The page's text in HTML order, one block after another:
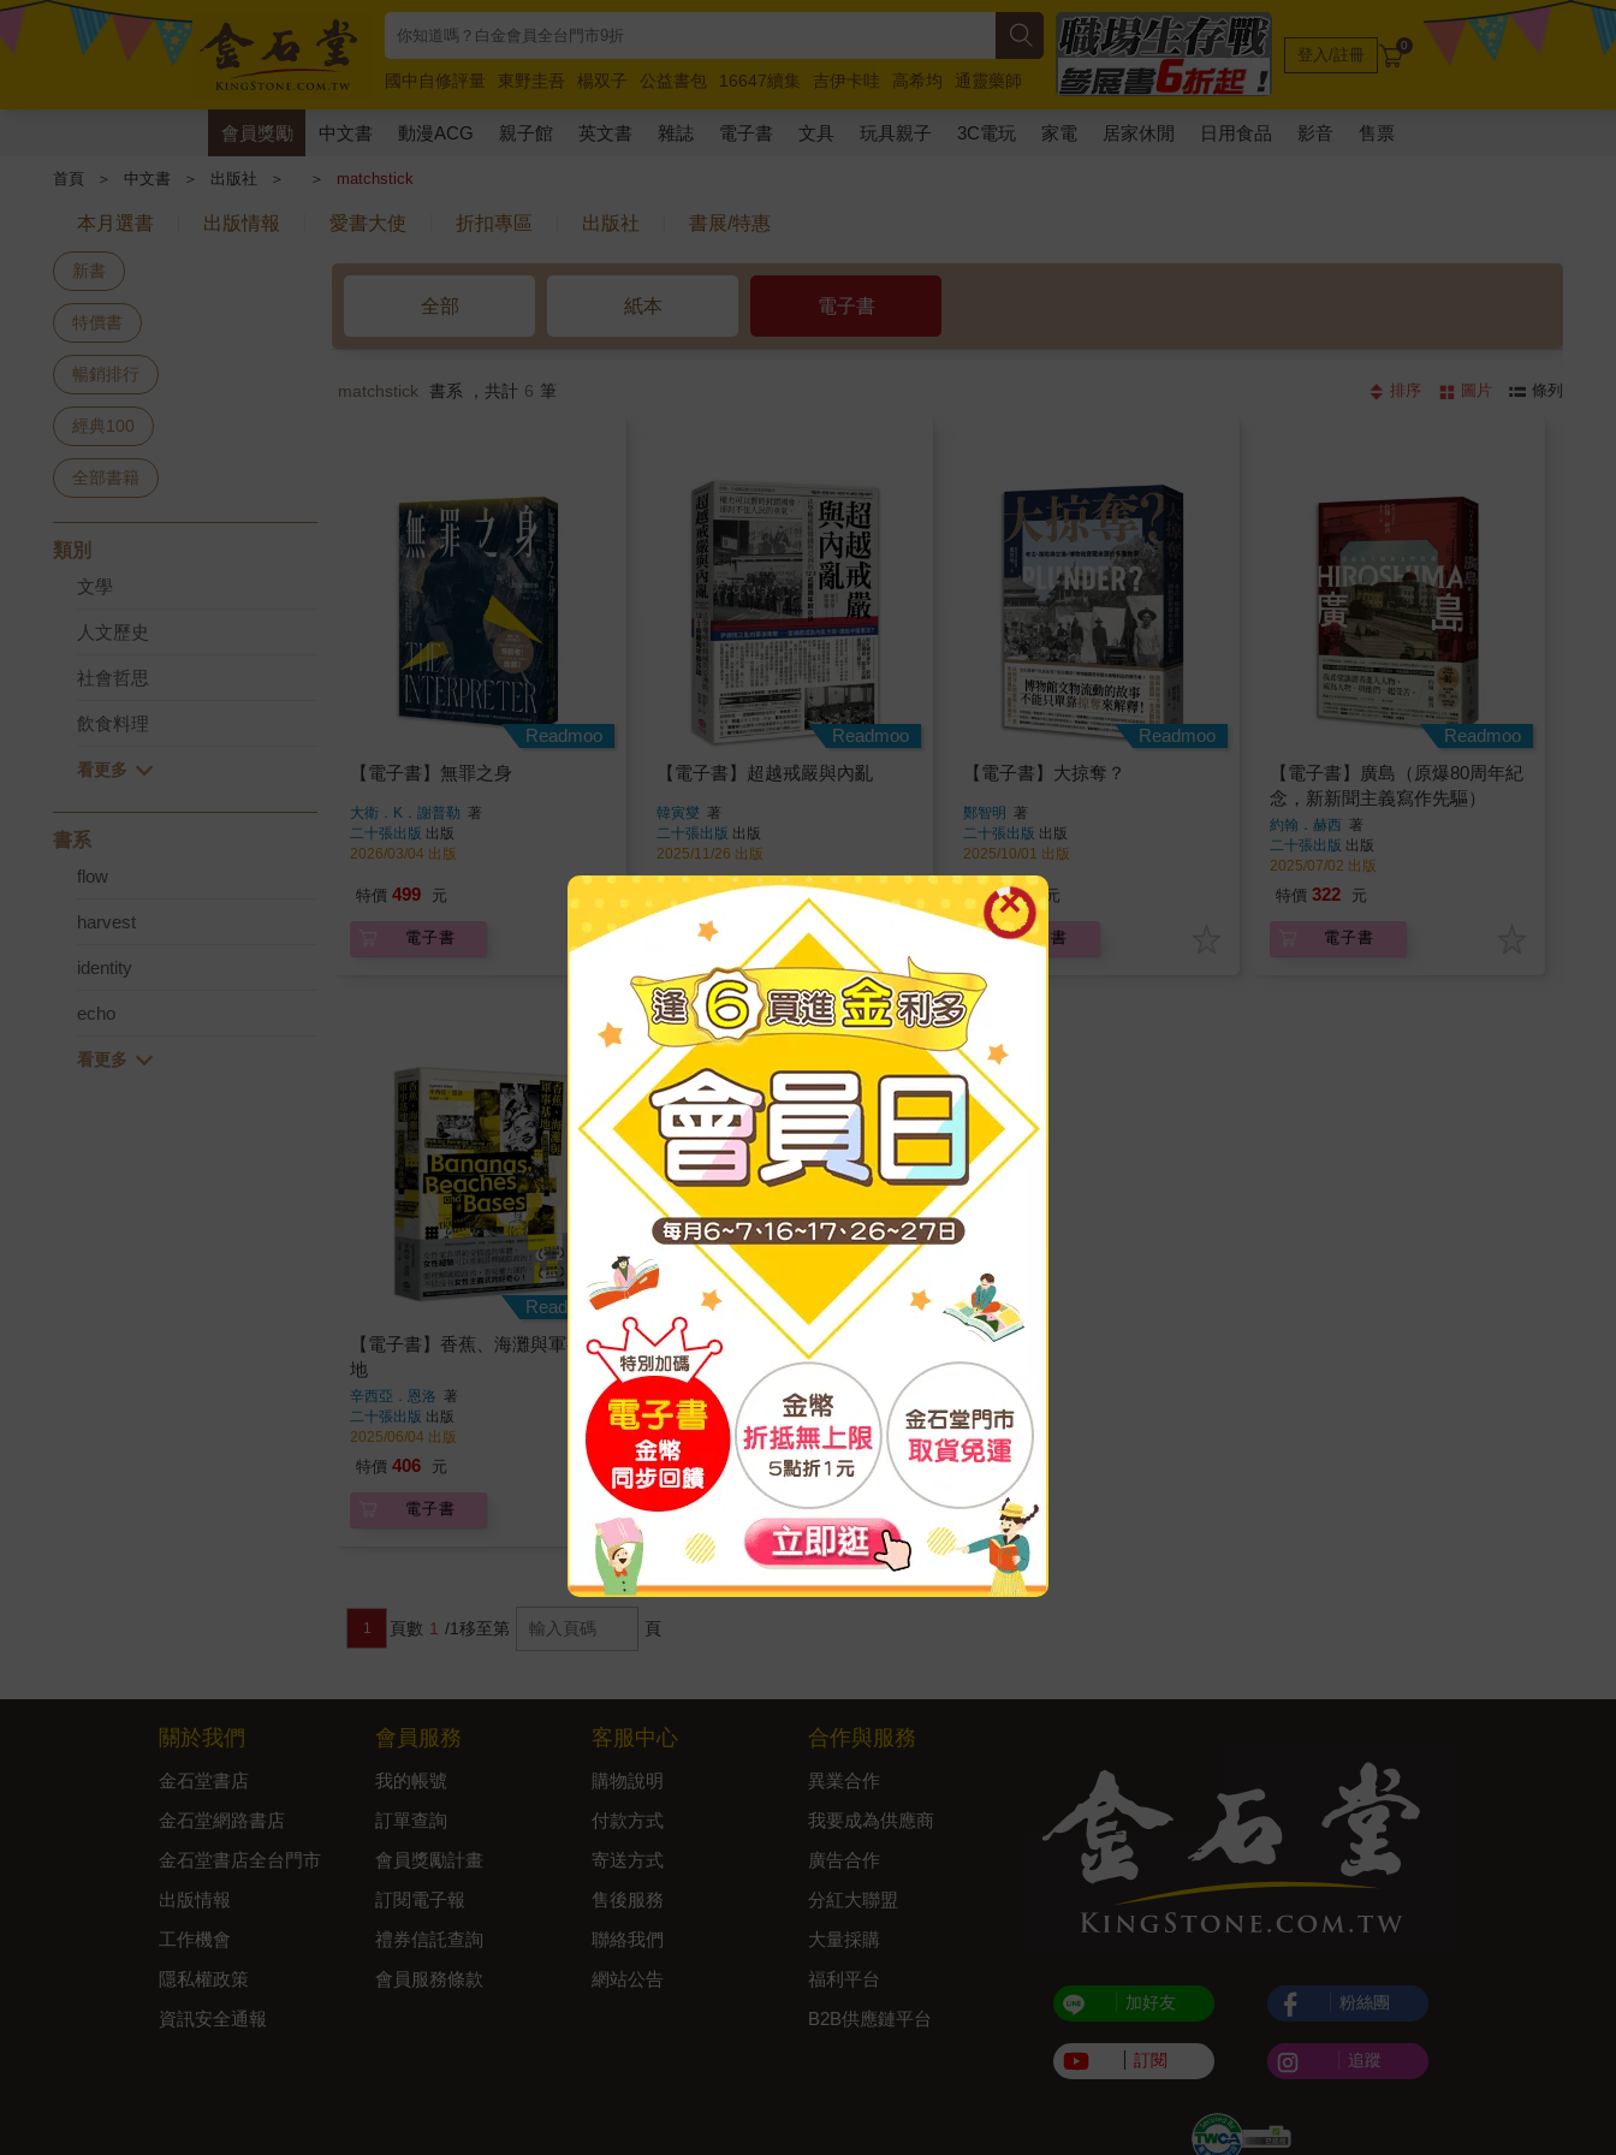
國中自修評量 東野圭吾 楊双子 公益書包 16647續集 吉伊卡哇 高希均
通靈藥師
唯紅花綻放
奧德賽 路邊攤新作 馬斯克 玩具總動員5 超慢跑
登入/註冊 0
會員獎勵 中文書 動漫ACG 親子館 英文書 雜誌 電子書 文具 玩具親子 3C電玩 家電 居家休閒 日用食品 影音 售票
首頁 ＞ 中文書 ＞ 出版社 ＞ ＞ matchstick
本月選書 出版情報 愛書大使 折扣專區 出版社 書展/特惠
新書
特價書
暢銷排行
經典100
全部書籍
類別
文學
人文歷史
社會哲思
飲食料理
書系
flow
harvest
identity
echo
全部 紙本 電子書
matchstick 書系 ，共計 6 筆 排序 圖片 條列
Readmoo
【電子書】無罪之身
大衛．K．謝普勒 著
二十張出版 出版
2026/03/04 出版
特價 499 元
電子書
Readmoo
【電子書】超越戒嚴與內亂
韓寅燮 著
二十張出版 出版
2025/11/26 出版
特價 392 元
電子書
Readmoo
【電子書】大掠奪？
鄭智明 著
二十張出版 出版
2025/10/01 出版
特價 322 元
電子書
Readmoo
【電子書】廣島（原爆80周年紀
念，新新聞主義寫作先驅）
約翰．赫西 著
二十張出版 出版
2025/07/02 出版
特價 322 元
電子書
Readmoo
【電子書】香蕉、海灘與軍事基
地
辛西亞．恩洛 著
二十張出版 出版
2025/06/04 出版
特價 406 元
電子書
Readmoo
【電子書】5.18光州！光州！
黃晳暎、李在儀著
二十張出版
出版
2025/01/02 出版
特價 476 元
1 頁數 1 /1移至第 頁
關於我們
金石堂書店
金石堂網路書店
金石堂書店全台門市
出版情報
工作機會
隱私權政策
資訊安全通報
會員服務
我的帳號
訂單查詢
會員獎勵計畫
訂閱電子報
禮券信託查詢
會員服務條款
客服中心
購物說明
付款方式
寄送方式
售後服務
聯絡我們
網站公告
合作與服務
異業合作
我要成為供應商
廣告合作
分紅大聯盟
大量採購
福利平台
B2B供應鏈平台
加好友
訂閱
粉絲團
追蹤